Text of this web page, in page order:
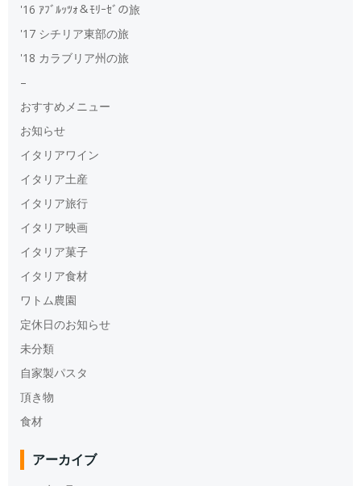
'16 ｱﾌﾞﾙｯﾂｫ＆ﾓﾘｰｾﾞの旅
'17 シチリア東部の旅
'18 カラブリア州の旅
–
おすすめメニュー
お知らせ
イタリアワイン
イタリア土産
イタリア旅行
イタリア映画
イタリア菓子
イタリア食材
ワトム農園
定休日のお知らせ
未分類
自家製パスタ
頂き物
食材
アーカイブ